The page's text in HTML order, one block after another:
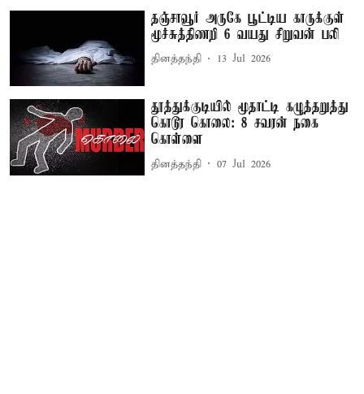
தஞ்சாவூர் அருகே பூட்டிய காருக்குள்
மூச்சுத்திணறி 6 வயது சிறுவன் பலி
தினத்தந்தி 13 Jul 2026
தூத்துக்குடியில் மூதாட்டி கழுத்தறுத்து
கொடூர கொலை: 8 சவரன் நகை
கொள்ளை
தினத்தந்தி 07 Jul 2026